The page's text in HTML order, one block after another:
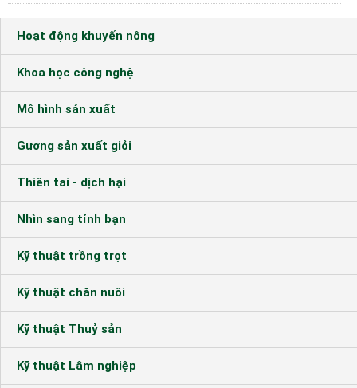
Hoạt động khuyến nông
Khoa học công nghệ
Mô hình sản xuất
Gương sản xuất giỏi
Thiên tai - dịch hại
Nhìn sang tỉnh bạn
Kỹ thuật trồng trọt
Kỹ thuật chăn nuôi
Kỹ thuật Thuỷ sản
Kỹ thuật Lâm nghiệp